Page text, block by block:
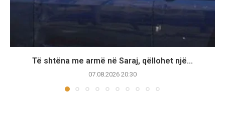
Të shtëna me armë në Saraj, qëllohet një...
07.08.2026 20:30